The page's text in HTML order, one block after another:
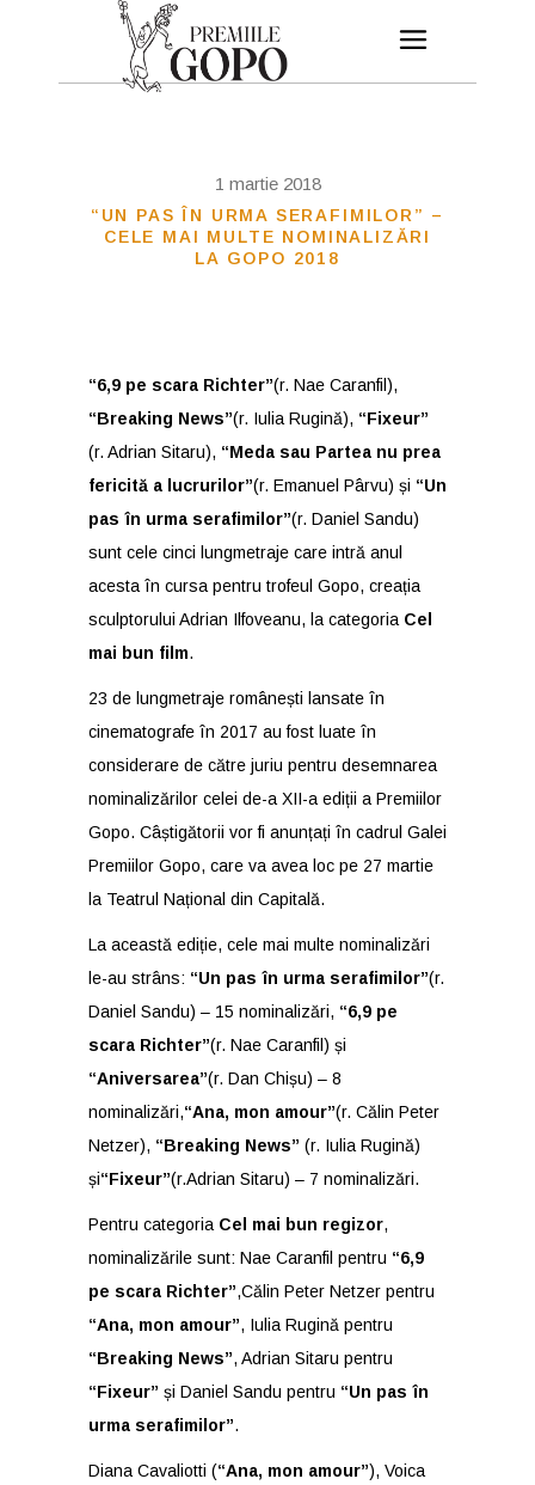
1 martie 2018
“UN PAS ÎN URMA SERAFIMILOR” –
CELE MAI MULTE NOMINALIZĂRI
LA GOPO 2018
“6,9 pe scara Richter”(r. Nae Caranfil),
“Breaking News”(r. Iulia Rugină), “Fixeur”
(r. Adrian Sitaru), “Meda sau Partea nu prea
fericită a lucrurilor”(r. Emanuel Pârvu) și “Un
pas în urma serafimilor”(r. Daniel Sandu)
sunt cele cinci lungmetraje care intră anul
acesta în cursa pentru trofeul Gopo, creația
sculptorului Adrian Ilfoveanu, la categoria Cel
mai bun film.
23 de lungmetraje românești lansate în
cinematografe în 2017 au fost luate în
considerare de către juriu pentru desemnarea
nominalizărilor celei de-a XII-a ediții a Premiilor
Gopo. Câștigătorii vor fi anunțați în cadrul Galei
Premiilor Gopo, care va avea loc pe 27 martie
la Teatrul Național din Capitală.
La această ediție, cele mai multe nominalizări
le-au strâns: “Un pas în urma serafimilor”(r.
Daniel Sandu) – 15 nominalizări, “6,9 pe
scara Richter”(r. Nae Caranfil) și
“Aniversarea”(r. Dan Chișu) – 8
nominalizări,“Ana, mon amour”(r. Călin Peter
Netzer), “Breaking News” (r. Iulia Rugină)
și“Fixeur”(r.Adrian Sitaru) – 7 nominalizări.
Pentru categoria Cel mai bun regizor,
nominalizările sunt: Nae Caranfil pentru “6,9
pe scara Richter”,Călin Peter Netzer pentru
“Ana, mon amour”, Iulia Rugină pentru
“Breaking News”, Adrian Sitaru pentru
“Fixeur” și Daniel Sandu pentru “Un pas în
urma serafimilor”.
Diana Cavaliotti (“Ana, mon amour”), Voica